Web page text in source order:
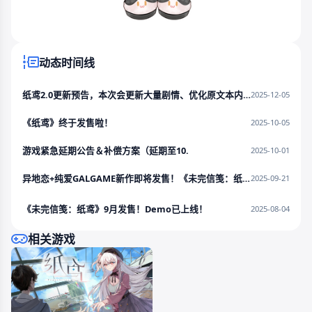
动态时间线
纸鸢2.0更新预告，本次会更新大量剧情、优化原文本内容2025-12-05
《纸鸢》终于发售啦！ 2025-10-05
游戏紧急延期公告＆补偿方案（延期至10. 2025-10-01
异地恋+纯爱GALGAME新作即将发售！《未完信笺：纸鸢》9月游戏简介！ 2025-09-21
《未完信笺：纸鸢》9月发售！Demo已上线！ 2025-08-04
相关游戏